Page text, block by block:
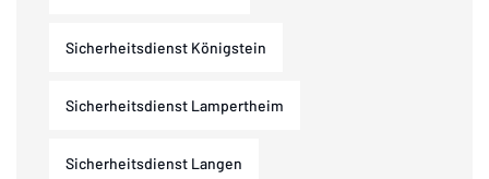
Sicherheitsdienst Königstein
Sicherheitsdienst Lampertheim
Sicherheitsdienst Langen